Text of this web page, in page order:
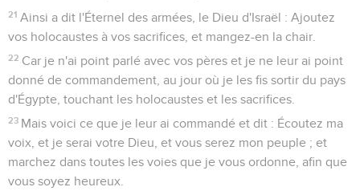
21 Ainsi a dit l'Éternel des armées, le Dieu d'Israël : Ajoutez
vos holocaustes à vos sacrifices, et mangez-en la chair.
22 Car je n'ai point parlé avec vos pères et je ne leur ai point
donné de commandement, au jour où je les fis sortir du pays
d'Égypte, touchant les holocaustes et les sacrifices.
23 Mais voici ce que je leur ai commandé et dit : Écoutez ma
voix, et je serai votre Dieu, et vous serez mon peuple ; et
marchez dans toutes les voies que je vous ordonne, afin que
vous soyez heureux.